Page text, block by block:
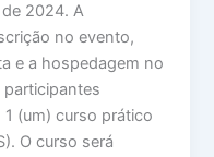
2024. A
no evento,
e a hospedagem no
(um) curso prático
O curso será